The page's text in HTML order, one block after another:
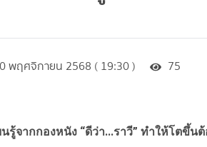
พฤศจิกายน 2568 ( 19:30 ) 75
นรู้จากกองหนัง “ดีว่า...ราวี” ทำให้โตขึ้น